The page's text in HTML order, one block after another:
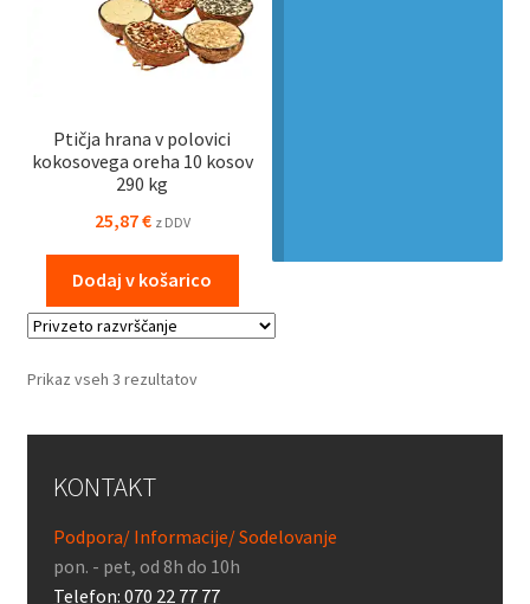
Ptičja hrana v polovici
kokosovega oreha 10 kosov
290 kg
25,87€ z DDV
Dodaj v košarico
Prikaz vseh 3 rezultatov
KONTAKT
Podpora/ Informacije/ Sodelovanje
pon. - pet, od 8h do 10h
Telefon: 070 22 77 77